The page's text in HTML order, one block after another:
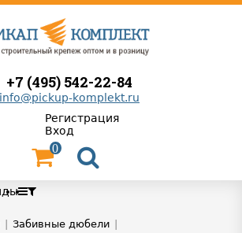
+7 (495) 542-22-84
info@pickup-komplekt.ru
Регистрация
Вход
0
Забивные дюбели